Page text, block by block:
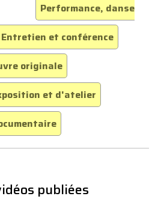
Performance, danse
Entretien et conférence
originale
et d'atelier
publiées